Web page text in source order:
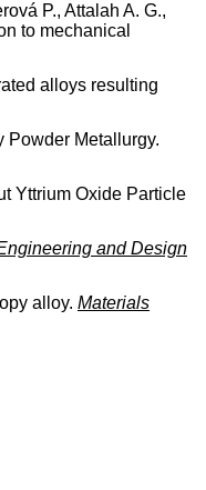
P., Attalah A. G.,
to mechanical
alloys resulting
Powder Metallurgy.
Yttrium Oxide Particle
and Design
alloy. Materials